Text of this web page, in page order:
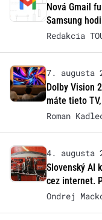
Nová Gmail
Samsung
Redakcia
7. augusta
Dolby Vision
máte tieto
Roman
4. augusta
Slovenský AI
cez internet.
Ondrej